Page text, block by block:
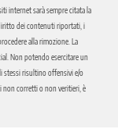
internet sarà sempre citata la
dei contenuti riportati, i
alla rimozione. La
Non potendo esercitare un
stessi risultino offensivi e/o
non corretti o non veritieri, è